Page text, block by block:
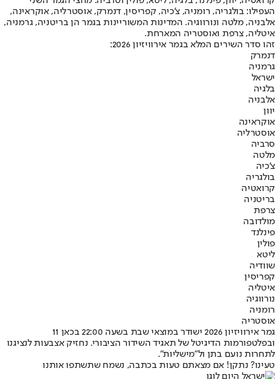
העפילו: בולגריה, רומניה, צ'כיה, קפריסין, דנמרק, אוסטרליה, אוקראינה,
אלבניה, מלטה ונורווגיה. המדינות המשוריינות בגמר הן בריטניה, גרמניה,
איטליה, צרפת ואוסטריה המארחת.
זהו סדר השירים המלא בגמר אירוויזיון 2026:
דנמרק
גרמניה
ישראל
בלגיה
אלבניה
יוון
אוקראינה
אוסטרליה
סרביה
מלטה
צ'כיה
בולגריה
קרואטיה
בריטניה
צרפת
מולדובה
פינלנד
פולין
ליטא
שוודיה
קפריסין
איטליה
נורווגיה
רומניה
אוסטריה
גמר אירוויזיון 2026 ישודר במוצאי שבת בשעה 22:00 בכאן 11
ובפלטפורמות הדיגיטל של תאגיד השידור הציבורי. נחזיק אצבעות לנציגנו
לתחרות נועם בתן ול"מישליות".
טעינו? נתקן! אם מצאתם טעות בכתבה, נשמח שתשתפו אותנו